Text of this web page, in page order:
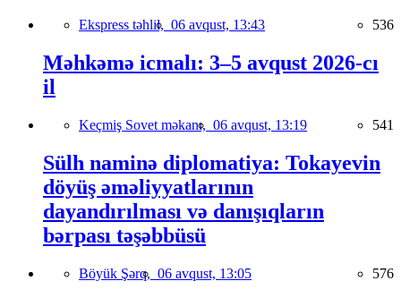
Ekspress təhlil, 06 avqust, 13:43 536
Məhkəmə icmalı: 3–5 avqust 2026-cı
il
Keçmiş Sovet məkanı, 06 avqust, 13:19 541
Sülh naminə diplomatiya: Tokayevin
döyüş əməliyyatlarının
dayandırılması və danışıqların
bərpası təşəbbüsü
Böyük Şərq, 06 avqust, 13:05 576